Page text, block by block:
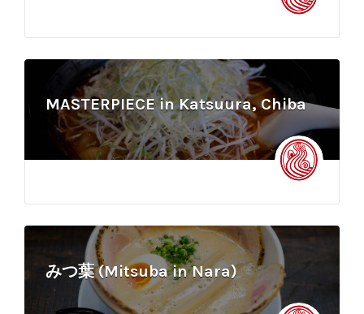
MASTERPIECE in Katsuura, Chiba
みつ葉 (Mitsuba in Nara)